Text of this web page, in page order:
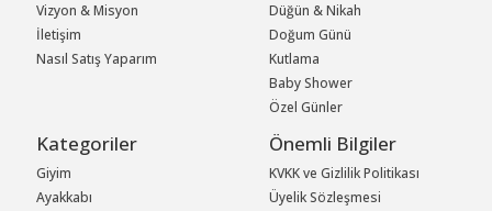
Vizyon & Misyon
İletişim
Nasıl Satış Yaparım
Düğün & Nikah
Doğum Günü
Kutlama
Baby Shower
Özel Günler
Kategoriler
Giyim
Ayakkabı
Önemli Bilgiler
KVKK ve Gizlilik Politikası
Üyelik Sözleşmesi